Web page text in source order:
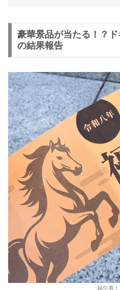
豪華景品が当たる！？ド
の結果報告
福引券！